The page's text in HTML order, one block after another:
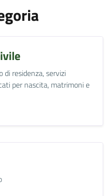
di residenza, servizi
per nascita, matrimoni e